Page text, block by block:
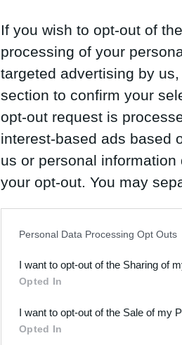
If you wish to opt-out of
processing of your
targeted advertising by
section to confirm your
opt-out request is
interest-based ads based
us or personal
your opt-out. You may
Downstream Participants
third parties.
Personal Data Processing Opt Outs
I want to opt-out of the Sharing of
Opted In
I want to opt-out of the Sale of my
Opted In